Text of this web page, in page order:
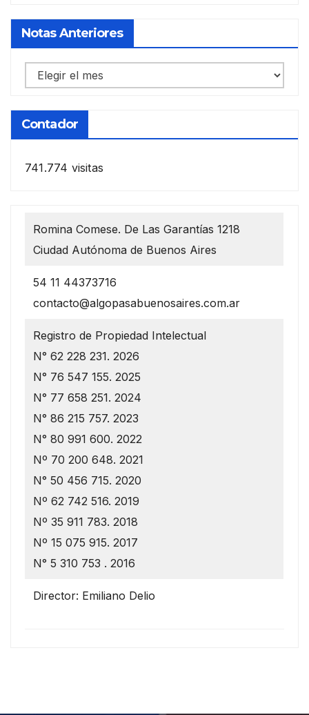
Notas Anteriores
Notas
anteriores
Contador
741.774 visitas
Romina Comese. De Las Garantías 1218
Ciudad Autónoma de Buenos Aires
54 11 44373716
contacto@algopasabuenosaires.com.ar
Registro de Propiedad Intelectual
N° 62 228 231. 2026
N° 76 547 155. 2025
N° 77 658 251. 2024
N° 86 215 757. 2023
N° 80 991 600. 2022
Nº 70 200 648. 2021
N° 50 456 715. 2020
Nº 62 742 516. 2019
Nº 35 911 783. 2018
Nº 15 075 915. 2017
N° 5 310 753 . 2016
Director: Emiliano Delio